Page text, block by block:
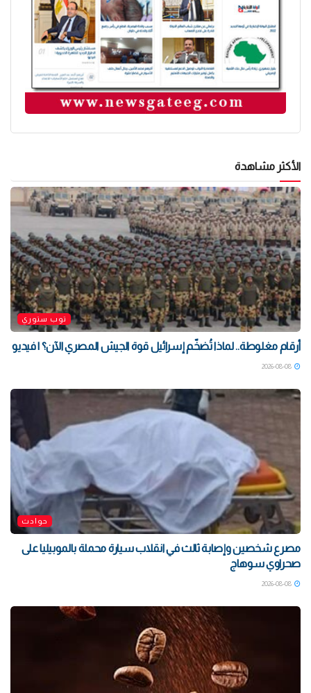
الأكثر مشاهدة
توب ستوري
أرقام مغلوطة.. لماذا تُضخّم إسرائيل قوة الجيش المصري الآن؟ | فيديو
2026-08-08
حوادث
مصرع شخصين وإصابة ثالث في انقلاب سيارة محملة بالموبيليا على
صحراوي سوهاج
2026-08-08